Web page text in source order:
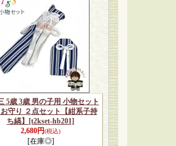
5歳 3歳 男の子用 小物セット
守り ２点セット【紺系子持
ち縞】
[t2kset-hb201]
2,680円(税込)
[在庫◎]